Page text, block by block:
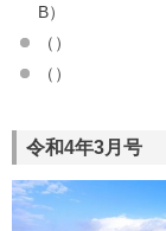
B）
（）
（）
令和4年3月号